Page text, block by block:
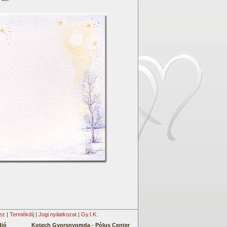
| Termékdíj| Jogi nyilatkozat| Gy.I.K.
Kotech Gyorsnyomda - Pólus Center